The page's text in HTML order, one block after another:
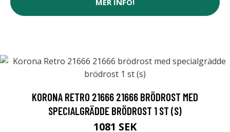
KORONA RETRO 21666 21666 BRÖDROST MED
SPECIALGRÄDDE BRÖDROST 1 ST (S)
1081 SEK